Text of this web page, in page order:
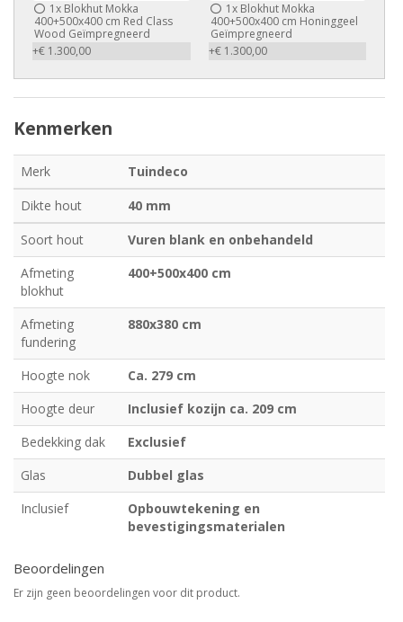
1x Blokhut Mokka
400+500x400 cm Red Class
Wood Geïmpregneerd
+€ 1.300,00
1xBlokhut Mokka
400+500x400 cm Honinggeel
Geïmpregneerd
+€ 1.300,00
Kenmerken
Merk
Tuindeco
Dikte hout
40 mm
Soort hout
Vuren blank en onbehandeld
Afmeting
blokhut
400+500x400 cm
Afmeting
fundering
880x380 cm
Hoogte nok
Ca. 279 cm
Hoogte deur
Inclusief kozijn ca. 209 cm
Bedekking dak
Exclusief
Glas
Dubbel glas
Inclusief
Opbouwtekening en
bevestigingsmaterialen
Beoordelingen
Er zijn geen beoordelingen voor dit product.